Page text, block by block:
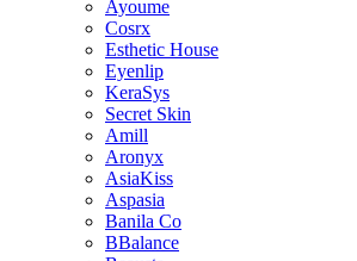
Ayoume
Cosrx
Esthetic House
Eyenlip
KeraSys
Secret Skin
Amill
Aronyx
AsiaKiss
Aspasia
Banila Co
BBalance